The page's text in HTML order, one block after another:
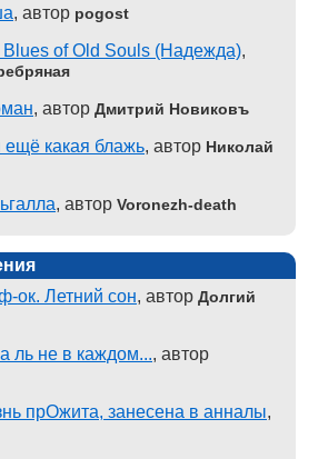
, автор pogost
Blues of Old Souls (Надежда),
, автор Дмитрий Новиковъ
ещё какая блажь, автор Николай
, автор Voronezh-death
ок. Летний сон, автор Долгий
ль не в каждом..., автор
прОжита, занесена в анналы,